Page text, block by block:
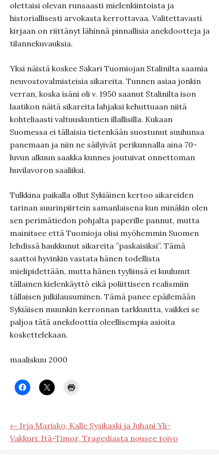
olettaisi olevan runsaasti mielenkiintoista ja
historiallisesti arvokasta kerrottavaa. Valitettavasti
kirjaan on riittänyt lähinnä pinnallisia anekdootteja ja
tilannekuvauksia.
Yksi näistä koskee Sakari Tuomiojan Stalinilta saamia
neuvostovalmisteisia sikareita. Tunnen asiaa jonkin
verran, koska isäni oli v. 1950 saanut Stalinilta ison
laatikon näitä sikareita lahjaksi kehuttuaan niitä
kohteliaasti valtuuskuntien illallisilla. Kukaan
Suomessa ei tällaisia tietenkään suostunut suuhunsa
panemaan ja niin ne säilyivät perikunnalla aina 70-
luvun alkuun saakka kunnes joutuivat onnettoman
huvilavoron saaliiksi.
Tulkkina paikalla ollut Sykiäinen kertoo sikareiden
tarinan suurinpiirtein samanlaisena kun minäkin olen
sen perimätiedon pohjalta paperille pannut, mutta
mainitsee että Tuomioja olisi myöhemmin Suomen
lehdissä haukkunut sikareita ”paskaisiksi”. Tämä
saattoi hyvinkin vastata hänen todellista
mielipidettään, mutta hänen tyyliinsä ei kuulunut
tällainen kielenkäyttö eikä poliittiseen realismiin
tällaisen julkilausuminen. Tämä panee epäilemään
Sykiäisen muunkin kerronnan tarkkuutta, vaikkei se
paljoa tätä anekdoottia oleellisempia asioita
koskettelekaan.
maaliskuu 2000
← Irja Marisko, Kalle Sysikaski ja Juhani Yli-
Vakkuri: Itä-Timor, Tragediasta nousee toivo